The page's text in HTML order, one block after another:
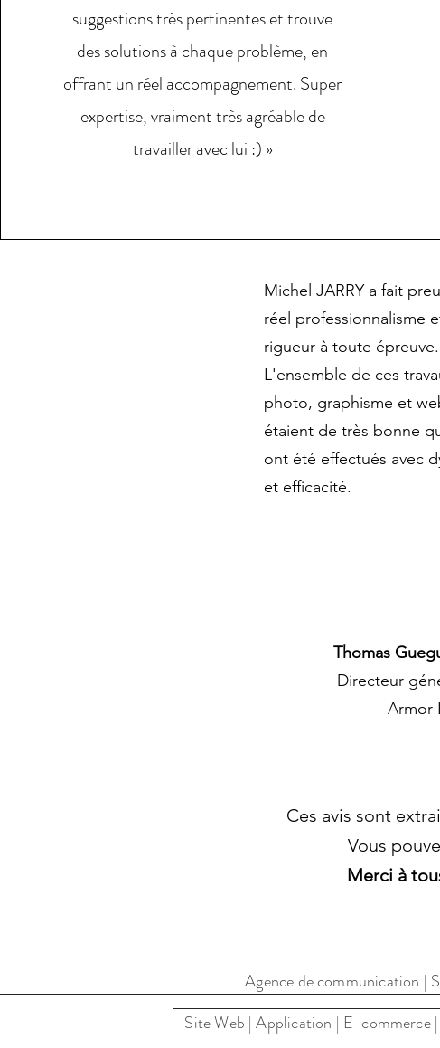
suggestions très pertinentes et trouve
des solutions à chaque problème, en
offrant un réel accompagnement. Super
expertise, vraiment très agréable de
travailler avec lui :) »
Michel JARRY a fait
réel professionnalisme
rigueur à toute épreuve.
L'ensemble de ces
photo, graphisme et
étaient de très bonne
ont été effectués avec
et efficacité.
Thomas
Directeur
Ces avis sont
Vous
Merci à
Agence de
Agence de communication |
Site Web | Application | E-commerce